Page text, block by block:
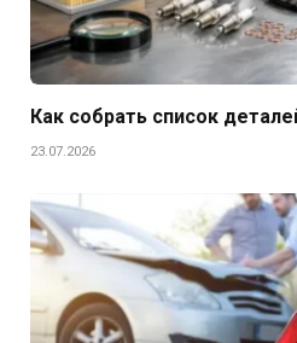
Как собрать список
23.07.2026